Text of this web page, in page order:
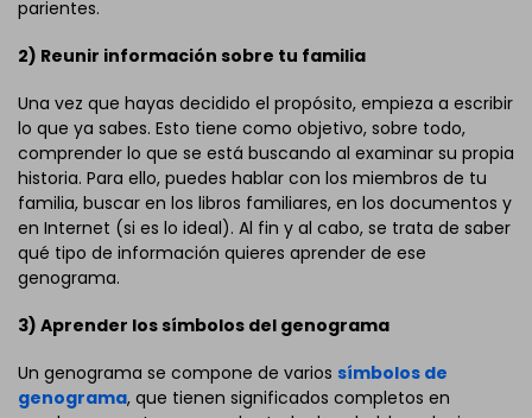
parientes.
2) Reunir información sobre tu familia
Una vez que hayas decidido el propósito, empieza a escribir
lo que ya sabes. Esto tiene como objetivo, sobre todo,
comprender lo que se está buscando al examinar su propia
historia. Para ello, puedes hablar con los miembros de tu
familia, buscar en los libros familiares, en los documentos y
en Internet (si es lo ideal). Al fin y al cabo, se trata de saber
qué tipo de información quieres aprender de ese
genograma.
3) Aprender los símbolos del genograma
Un genograma se compone de varios símbolos de
genograma, que tienen significados completos en